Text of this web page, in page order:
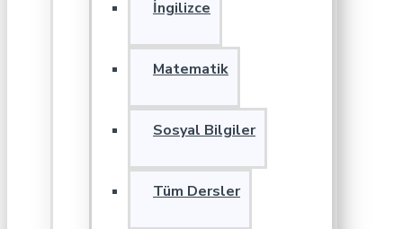
İngilizce
Matematik
Sosyal Bilgiler
Tüm Dersler